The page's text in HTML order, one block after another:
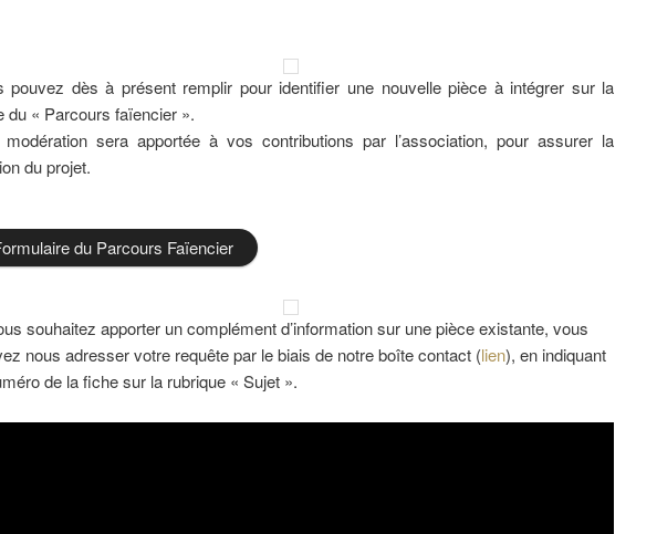
pouvez dès à présent remplir pour identifier une nouvelle pièce à intégrer sur la
du « Parcours faïencier ».
modération sera apportée à vos contributions par l’association, pour assurer la
du projet.
du Parcours Faïencier
souhaitez apporter un complément d’information sur une pièce existante, vous
nous adresser votre requête par le biais de notre boîte contact (lien), en indiquant
de la fiche sur la rubrique « Sujet ».